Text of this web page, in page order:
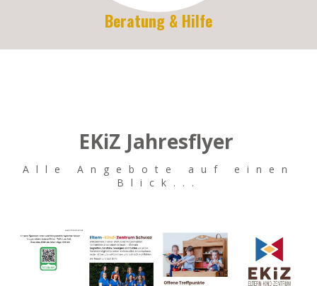
Beratung & Hilfe
EKiZ Jahresflyer
Alle Angebote auf einen
Blick...